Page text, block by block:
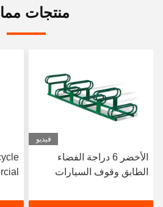
منتجات
فيديو
الأخضر 6 دراجة الفضاء
الطابق وقوف السيارات
الطلب